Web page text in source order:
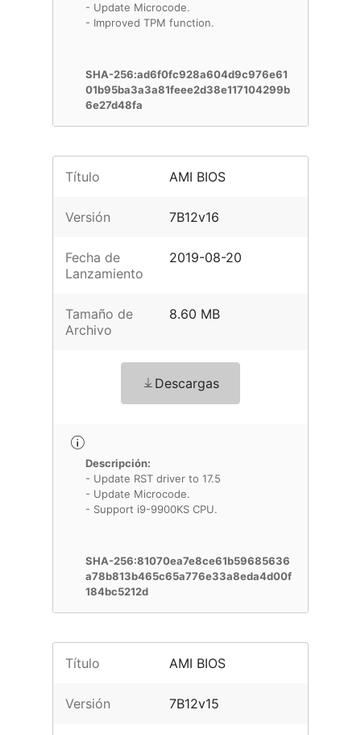
- Update Microcode.
- Improved TPM function.
SHA-256:ad6f0fc928a604d9c976e61
01b95ba3a3a81feee2d38e117104299b
6e27d48fa
Título AMI BIOS
Versión 7B12v16
Fecha de
Lanzamiento
2019-08-20
Tamaño de
Archivo
8.60 MB
Descargas
Descripción:
- Update RST driver to 17.5
- Update Microcode.
- Support i9-9900KS CPU.
SHA-256:81070ea7e8ce61b59685636
a78b813b465c65a776e33a8eda4d00f
184bc5212d
Título AMI BIOS
Versión 7B12v15